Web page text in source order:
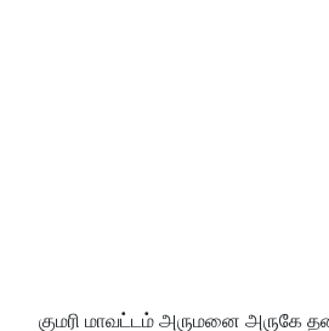
குமரி மாவட்டம் அருமனை அருகே